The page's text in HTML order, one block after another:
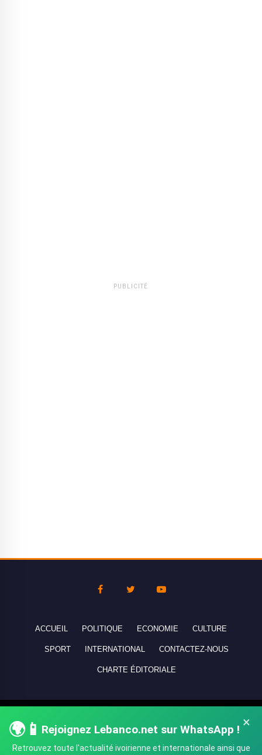
PUBLICITÉ
×
🌍📱 Rejoignez Lebanco.net sur WhatsApp !
Retrouvez toute l'actualité ivoirienne et internationale ainsi que
ACCUEIL POLITIQUE ECONOMIE CULTURE
SPORT INTERNATIONAL CONTACTEZ-NOUS
CHARTE ÉDITORIALE
réservés - All rights reserved.